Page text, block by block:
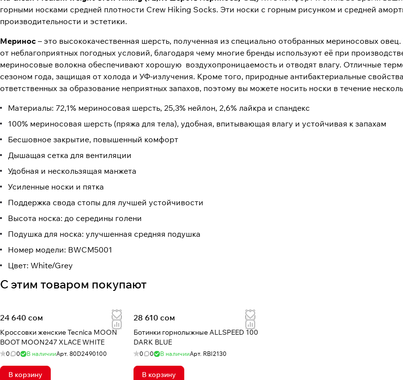
горными носками средней плотности Crew Hiking Socks. Эти носки с горным рисунком и средней
производительности и эстетики.
Меринос – это высококачественная шерсть, полученная из специально отобранных мериносовых
от неблагоприятных погодных условий, благодаря чему многие бренды используют её при
мериносовые волокна обеспечивают хорошую воздухопроницаемость и отводят влагу. Отличные
сезоном года, защищая от холода и УФ-излучения. Кроме того, природные антибактериальные
ответственных за образование неприятных запахов, поэтому вы можете носить носки в течение
Материалы: 72,1% мериносовая шерсть, 25,3% нейлон, 2,6% лайкра и спандекс
100% мериносовая шерсть (пряжа для тела), удобная, впитывающая влагу и устойчивая к запахам
Бесшовное закрытие, повышенный комфорт
Дышащая сетка для вентиляции
Удобная и нескользящая манжета
Усиленные носки и пятка
Поддержка свода стопы для лучшей устойчивости
Высота носка: до середины голени
Подушка для носка: улучшенная средняя подушка
Номер модели: BWCM5001
Цвет: White/Grey
С этим товаром покупают
24 640 сом
Кроссовки женские Tecnica MOON
BOOT MOON247 XLACE WHITE
0 0 В наличииАрт. 80D2490100
В корзину
28 610 сом
Ботинки горнолыжные ALLSPEED 100
DARK BLUE
0 0 В наличииАрт. RBI2130
В корзину